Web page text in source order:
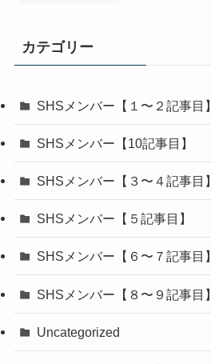
カテゴリー
SHSメンバー【１〜２記事目】
SHSメンバー【10記事目】
SHSメンバー【３〜４記事目】
SHSメンバー【５記事目】
SHSメンバー【６〜７記事目】
SHSメンバー【８〜９記事目】
Uncategorized